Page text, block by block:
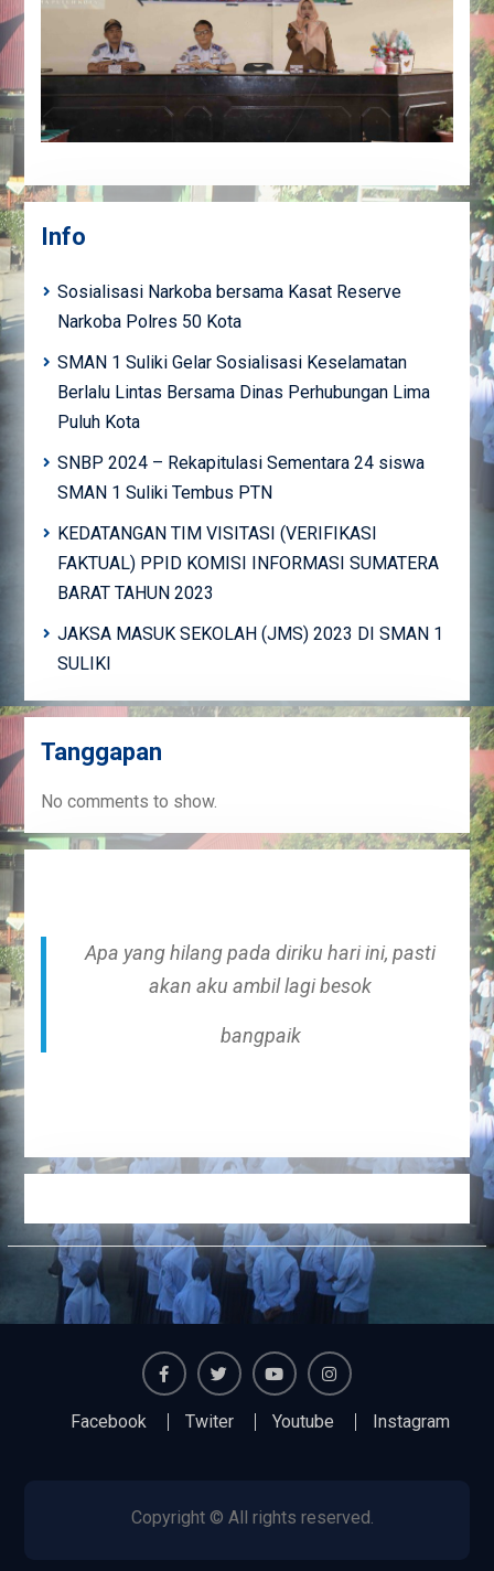
Info
Sosialisasi Narkoba bersama Kasat Reserve
Narkoba Polres 50 Kota
SMAN 1 Suliki Gelar Sosialisasi Keselamatan
Berlalu Lintas Bersama Dinas Perhubungan Lima
Puluh Kota
SNBP 2024 – Rekapitulasi Sementara 24 siswa
SMAN 1 Suliki Tembus PTN
KEDATANGAN TIM VISITASI (VERIFIKASI
FAKTUAL) PPID KOMISI INFORMASI SUMATERA
BARAT TAHUN 2023
JAKSA MASUK SEKOLAH (JMS) 2023 DI SMAN 1
SULIKI
Tanggapan
No comments to show.
Apa yang hilang pada diriku hari ini, pasti
akan aku ambil lagi besok
bangpaik
FacebookTwiter Instagram
Facebook Twiter Youtube Instagram
Copyright © All rights reserved.